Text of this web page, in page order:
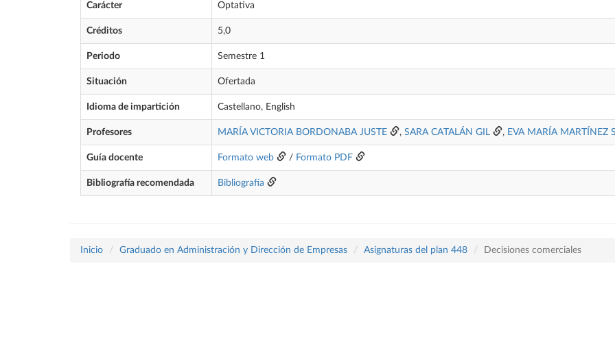
Carácter Optativa
Créditos 5,0
Periodo Semestre 1
Situación Ofertada
Idioma de impartición Castellano, English
Profesores MARÍA VICTORIA BORDONABA JUSTE , SARA CATALÁN GIL , EVA MARÍA MARTÍNEZ
Guía docente Formato web / Formato PDF
Bibliografía recomendada Bibliografía
Inicio Graduado en Administración y Dirección de Empresas Asignaturas del plan 448 Decisiones comerciales